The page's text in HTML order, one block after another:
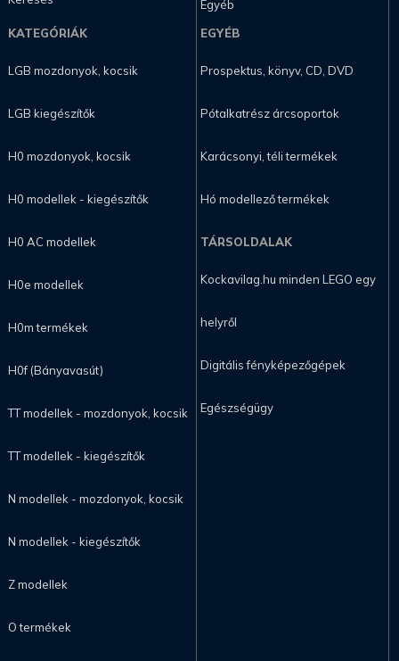
Egyéb
KATEGÓRIÁK
LGB mozdonyok, kocsik
LGB kiegészítők
H0 mozdonyok, kocsik
H0 modellek - kiegészítők
H0 AC modellek
H0e modellek
H0m termékek
H0f (Bányavasút)
TT modellek - mozdonyok, kocsik
TT modellek - kiegészítők
N modellek - mozdonyok, kocsik
N modellek - kiegészítők
Z modellek
O termékek
EGYÉB
Prospektus, könyv, CD, DVD
Pótalkatrész árcsoportok
Karácsonyi, téli termékek
Hó modellező termékek
TÁRSOLDALAK
Kockavilag.hu minden LEGO egy
helyről
Digitális fényképezőgépek
Egészségügy